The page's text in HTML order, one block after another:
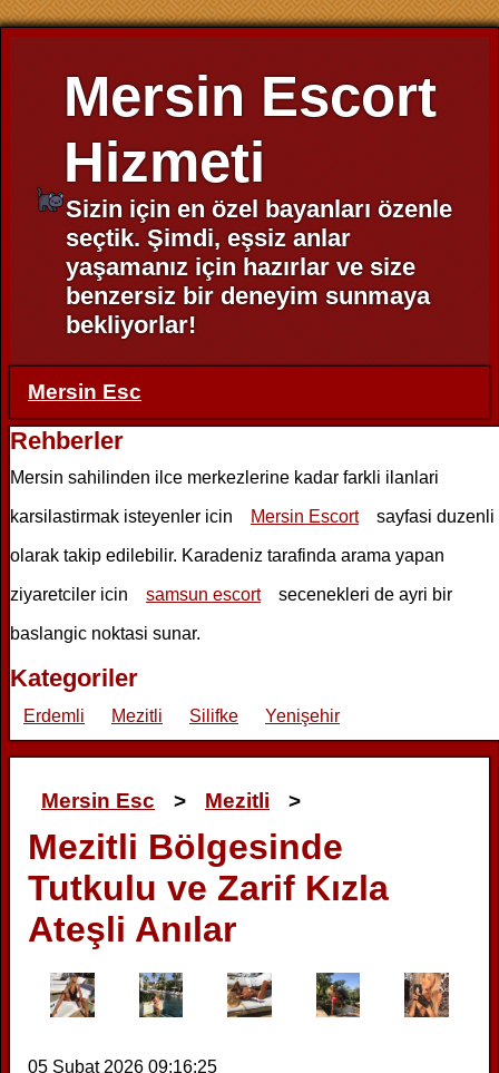
Mersin Escort
Hizmeti
Sizin için en özel bayanları özenle
seçtik. Şimdi, eşsiz anlar
yaşamanız için hazırlar ve size
benzersiz bir deneyim sunmaya
bekliyorlar!
Mersin Esc
Rehberler
Mersin sahilinden ilce merkezlerine kadar farkli ilanlari
karsilastirmak isteyenler icin Mersin Escort sayfasi duzenli
olarak takip edilebilir. Karadeniz tarafinda arama yapan
ziyaretciler icin samsun escort secenekleri de ayri bir
baslangic noktasi sunar.
Kategoriler
Erdemli Mezitli Silifke Yenişehir
Mersin Esc > Mezitli >
Mezitli Bölgesinde
Tutkulu ve Zarif Kızla
Ateşli Anılar
05 Şubat 2026 09:16:25